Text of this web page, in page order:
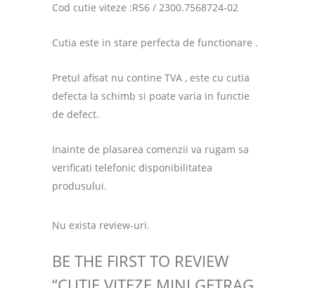
Cod cutie viteze :R56 / 2300.7568724-02
Cutia este in stare perfecta de functionare .
Pretul afisat nu contine TVA , este cu cutia
defecta la schimb si poate varia in functie
de defect.
Inainte de plasarea comenzii va rugam sa
verificati telefonic disponibilitatea
produsului.
Nu exista review-uri.
BE THE FIRST TO REVIEW